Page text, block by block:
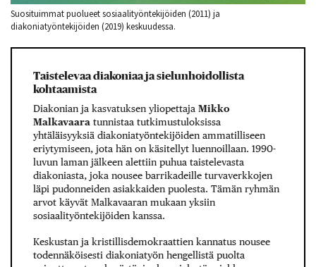
Suosituimmat puolueet sosiaalityöntekijöiden (2011) ja
diakoniatyöntekijöiden (2019) keskuudessa.
Taistelevaa diakoniaa ja sielunhoidollista
kohtaamista
Diakonian ja kasvatuksen yliopettaja Mikko
Malkavaara tunnistaa tutkimustuloksissa
yhtäläisyyksiä diakoniatyöntekijöiden ammatilliseen
eriytymiseen, jota hän on käsitellyt luennoillaan. 1990-
luvun laman jälkeen alettiin puhua taistelevasta
diakoniasta, joka nousee barrikadeille turvaverkkojen
läpi pudonneiden asiakkaiden puolesta. Tämän ryhmän
arvot käyvät Malkavaaran mukaan yksiin
sosiaalityöntekijöiden kanssa.
Keskustan ja kristillisdemokraattien kannatus nousee
todennäköisesti diakoniatyön hengellistä puolta